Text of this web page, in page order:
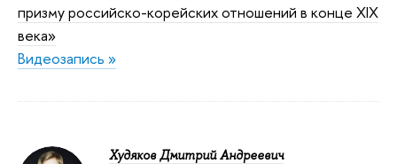
призму российско-корейских отношений в конце XIX
века»
Видеозапись »
Худяков Дмитрий Андреевич